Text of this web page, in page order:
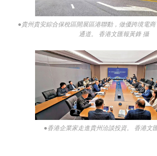
●貴州貴安綜合保稅區開展區港聯動，做優跨境電
通道。 香港文匯報黃鋒 攝
●香港企業家走進貴州洽談投資。 香港文